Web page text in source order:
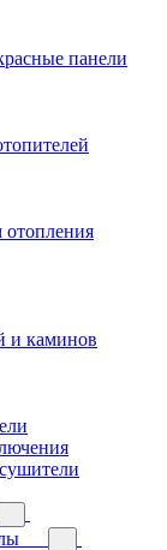
панели
отопления
и каминов